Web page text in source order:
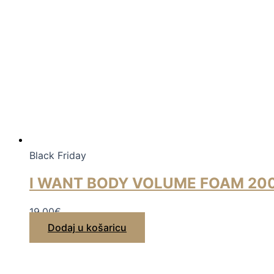
Black Friday
I WANT BODY VOLUME FOAM
19,00€
Dodaj u košaricu